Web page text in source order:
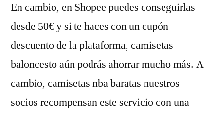
En cambio, en Shopee puedes conseguirlas
desde 50€ y si te haces con un cupón
descuento de la plataforma, camisetas
baloncesto aún podrás ahorrar mucho más. A
cambio, camisetas nba baratas nuestros
socios recompensan este servicio con una